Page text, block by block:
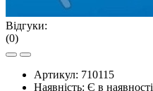
Відгуки:
(0)
Артикул: 710115
Наявність: Є в наявності